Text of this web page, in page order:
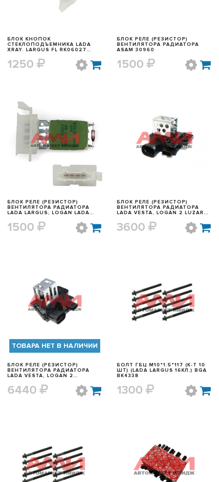
БЛОК КНОПОК
СТЕКЛОПОДЪЕМНИКА LADA
XRAY. LARGUS FL RK06027
1250
БЛОК РЕЛЕ (РЕЗИСТОР)
ВЕНТИЛЯТОРА РАДИАТОРА
ASAM 30960
1500
БЫСТРЫЙ ПРОСМОТР
БЛОК РЕЛЕ (РЕЗИСТОР)
ВЕНТИЛЯТОРА РАДИАТОРА
LADA LARGUS, LOGAN LADA
1500
БЫСТРЫЙ ПРОСМОТР
БЛОК РЕЛЕ (РЕЗИСТОР)
ВЕНТИЛЯТОРА РАДИАТОРА
LADA VESTA, LOGAN 2 LUZAR
3600
БЫСТРЫЙ ПРОСМОТР
ТОВАРА НЕТ В НАЛИЧИИ
БЛОК РЕЛЕ (РЕЗИСТОР)
ВЕНТИЛЯТОРА РАДИАТОРА
LADA VESTA, LOGAN 2
6440
БЫСТРЫЙ ПРОСМОТР
БОЛТ ГБЦ M10*1.5*117 (К-Т 10
ШТ) (LADA LARGUS 16КЛ.) BGA
BK4338
1300
БЫСТРЫЙ ПРОСМОТР БЫСТРЫЙ ПРОСМОТР